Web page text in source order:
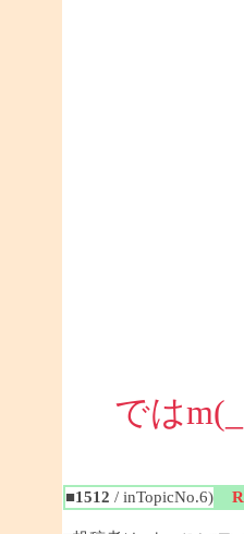
では
■1512 / inTopicNo.6)